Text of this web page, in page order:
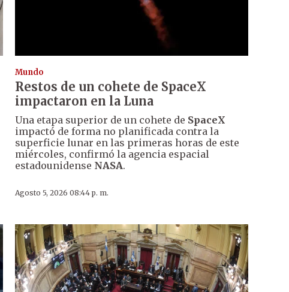
Mundo
Restos de un cohete de SpaceX
impactaron en la Luna
Una etapa superior de un cohete de SpaceX
impactó de forma no planificada contra la
superficie lunar en las primeras horas de este
miércoles, confirmó la agencia espacial
estadounidense NASA.
Agosto 5, 2026 08:44 p. m.